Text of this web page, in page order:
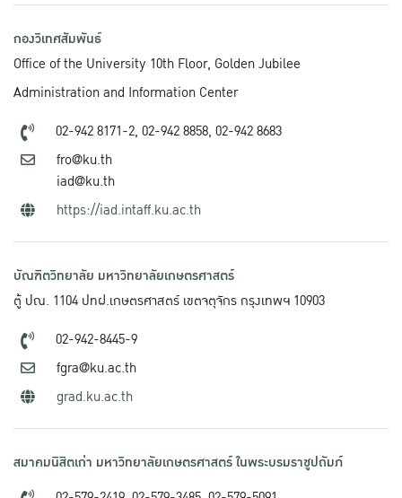
กองวิเทศสัมพันธ์
Office of the University 10th Floor, Golden Jubilee
Administration and Information Center
02-942 8171-2, 02-942 8858, 02-942 8683
fro@ku.th
iad@ku.th
https://iad.intaff.ku.ac.th
บัณฑิตวิทยาลัย มหาวิทยาลัยเกษตรศาสตร์
ตู้ ปณ. 1104 ปทฝ.เกษตรศาสตร์ เขตจตุจักร กรุงเทพฯ 10903
02-942-8445-9
fgra@ku.ac.th
grad.ku.ac.th
สมาคมนิสิตเก่า มหาวิทยาลัยเกษตรศาสตร์ ในพระบรมราชูปถัมภ์